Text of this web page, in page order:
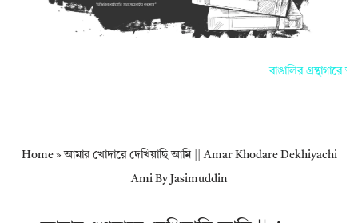
বাঙালির গ্রন্থাগারে
Home»আমার খোদারে দেখিয়াছি আমি || Amar Khodare Dekhiyachi
Ami By Jasimuddin